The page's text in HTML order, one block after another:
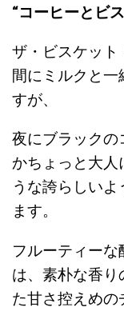
“コーヒーとビ
ザ・ビスケッ
間にミルクと
すが、
夜にブラック
かちょっと大人
うな誇らしい
ます。
フルーティー
は、素朴な香
た甘さ控えめの